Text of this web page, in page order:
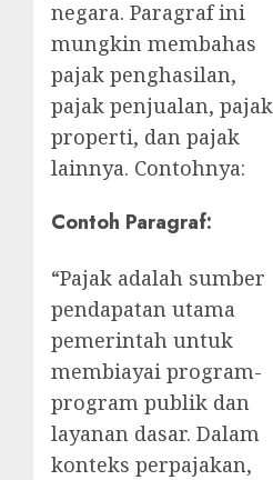
negara. Paragraf ini
mungkin membahas
pajak penghasilan,
pajak penjualan, pajak
properti, dan pajak
lainnya. Contohnya:
Contoh Paragraf:
“Pajak adalah sumber
pendapatan utama
pemerintah untuk
membiayai program-
program publik dan
layanan dasar. Dalam
konteks perpajakan,